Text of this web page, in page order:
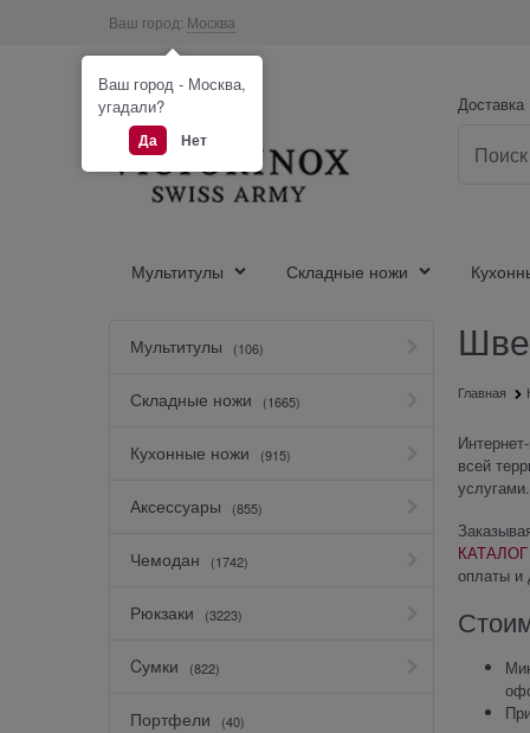
Ваш город: Москва
Доставка
Мультитулы Складные ножи
Мультитулы (106)
Складные ножи (1665)
Кухонные ножи (915)
Аксессуары (855)
Чемодан (1742)
Рюкзаки (3223)
Cумки (822)
Портфели (40)
Главная
всей
услугами.
оплаты и
Ваш город - Москва,
угадали?
Да Нет